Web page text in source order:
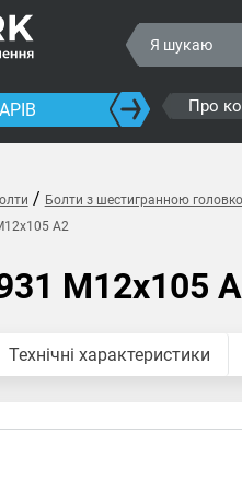
Про
/ Болти з шестигранною
A2
M12x105
Технічні характеристики